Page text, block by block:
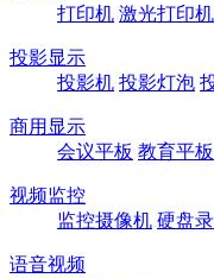
打印机 激光打印机
投影显示
投影机 投影灯泡
商用显示
会议平板 教育平板
视频监控
监控摄像机 硬盘
语音视频